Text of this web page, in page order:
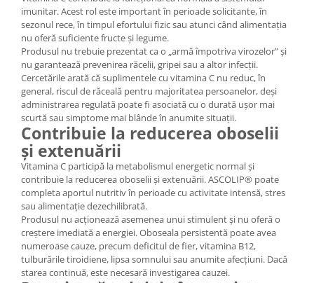
imunitar. Acest rol este important în perioade solicitante, în
sezonul rece, în timpul efortului fizic sau atunci când alimentația
nu oferă suficiente fructe și legume.
Produsul nu trebuie prezentat ca o „armă împotriva virozelor” și
nu garantează prevenirea răcelii, gripei sau a altor infecții.
Cercetările arată că suplimentele cu vitamina C nu reduc, în
general, riscul de răceală pentru majoritatea persoanelor, deși
administrarea regulată poate fi asociată cu o durată ușor mai
scurtă sau simptome mai blânde în anumite situații.
Contribuie la reducerea oboselii
și extenuării
Vitamina C participă la metabolismul energetic normal și
contribuie la reducerea oboselii și extenuării. ASCOLIP® poate
completa aportul nutritiv în perioade cu activitate intensă, stres
sau alimentație dezechilibrată.
Produsul nu acționează asemenea unui stimulent și nu oferă o
creștere imediată a energiei. Oboseala persistentă poate avea
numeroase cauze, precum deficitul de fier, vitamina B12,
tulburările tiroidiene, lipsa somnului sau anumite afecțiuni. Dacă
starea continuă, este necesară investigarea cauzei.